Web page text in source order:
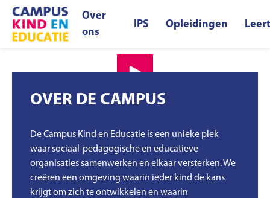
Over
ons
IPS Opleidingen
OVER DE CAMPUS
De Campus Kind en Educatie is een unieke plek
waar sociaal-pedagogische en educatieve
organisaties samenwerken en elkaar versterken. We
creëren een omgeving waarin ieder kind de kans
krijgt om zich te ontwikkelen en waarin